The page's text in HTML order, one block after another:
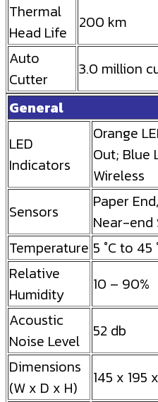
Thermal
Head Life
200 km
Auto
Cutter
3.0 million
General
LED
Indicators
Orange
Out; Blue
Wireless
Sensors
Paper
Near-end
Temperature 5 °C to 45
Relative
Humidity
10 – 90%
Acoustic
Noise Level
52 db
Dimensions
(W x D x H)
145 x 195